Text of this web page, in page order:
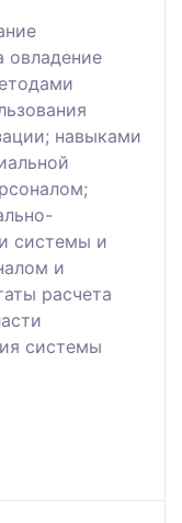
овладение
навыками
системы и
и
расчета
системы